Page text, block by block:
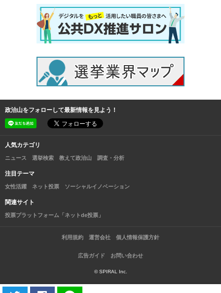
政治山をフォローして最新情報を見よう！
人気カテゴリ
ニュース 選挙検索 教えて政治山 調査・分析
注目テーマ
女性活躍 ネット投票 ソーシャルイノベーション
関連サイト
投票プラットフォーム「ネットde投票」
利用規約 運営会社 個人情報保護方針
広告ガイド お問い合わせ
© SPIRAL Inc.